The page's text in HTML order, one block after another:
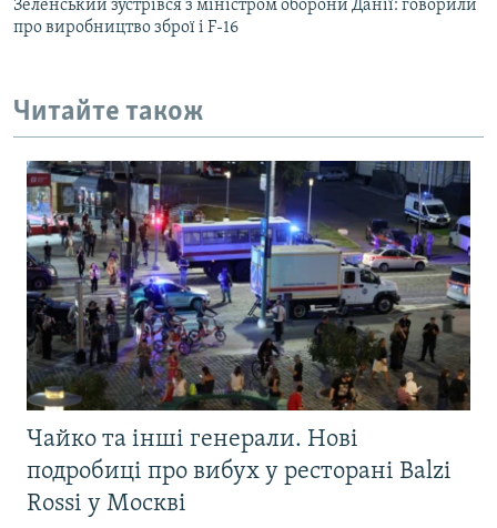
Зеленський зустрівся з міністром оборони Данії: говорили
про виробництво зброї і F-16
Читайте також
Чайко та інші генерали. Нові
подробиці про вибух у ресторані Balzi
Rossi у Москві